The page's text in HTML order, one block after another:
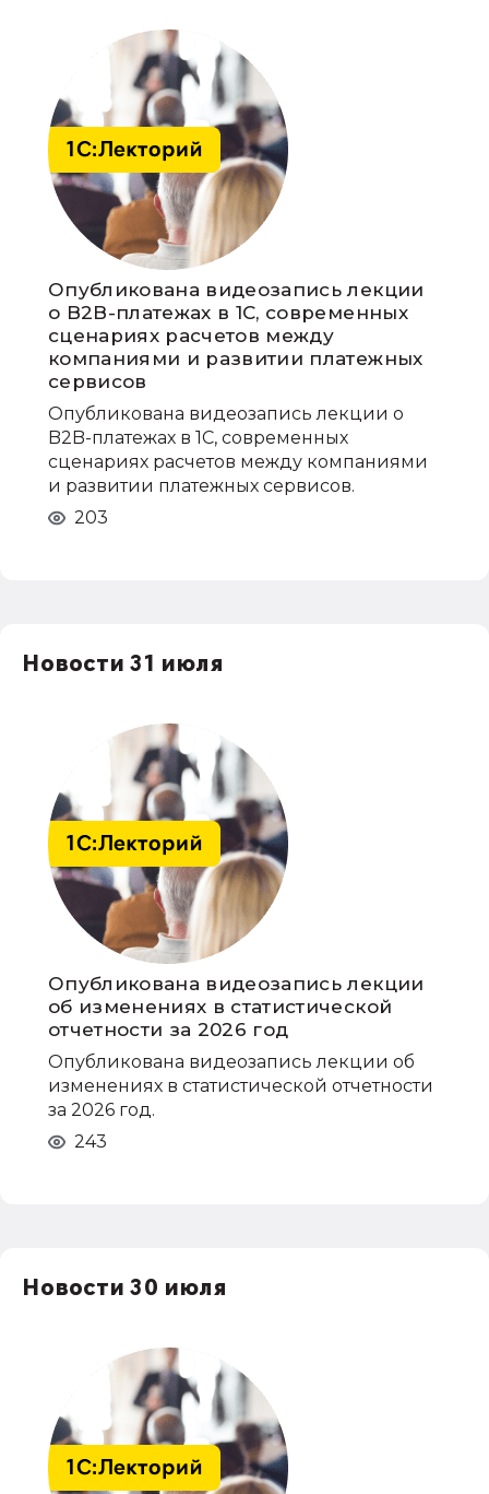
Опубликована видеозапись лекции
о B2B-платежах в 1С, современных
сценариях расчетов между
компаниями и развитии платежных
сервисов
Опубликована видеозапись лекции о
B2B-платежах в 1С, современных
сценариях расчетов между компаниями
и развитии платежных сервисов.
203
Новости 31 июля
Опубликована видеозапись лекции
об изменениях в статистической
отчетности за 2026 год
Опубликована видеозапись лекции об
изменениях в статистической отчетности
за 2026 год.
243
Новости 30 июля